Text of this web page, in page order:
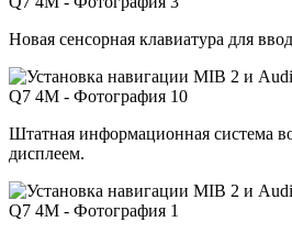
Новая сенсорная клавиатура для
Штатная информационная система
дисплеем.